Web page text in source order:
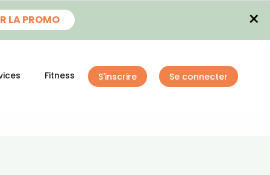
LA PROMO ×
Fitness S'inscrire Se connecter